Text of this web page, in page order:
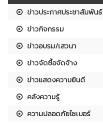
ข่าวประกาศประชาสัมพันธ์
ข่าวกิจกรรม
ข่าวอบรม/เสวนา
ข่าวจัดซื้อจัดจ้าง
ข่าวแสดงความยินดี
คลังความรู้
ความปลอดภัยไซเบอร์